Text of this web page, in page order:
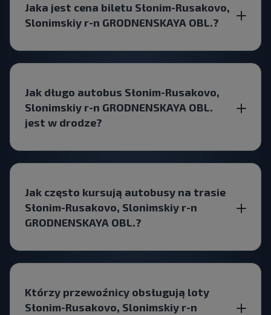
Jaka jest cena biletu Słonim-Rusakovo,
Slonimskiy r-n GRODNENSKAYA OBL.?
Jak długo autobus Słonim-Rusakovo,
Slonimskiy r-n GRODNENSKAYA OBL.
jest w drodze?
Jak często kursują autobusy na trasie
Słonim-Rusakovo, Slonimskiy r-n
GRODNENSKAYA OBL.?
Którzy przewoźnicy obsługują loty
Słonim-Rusakovo, Slonimskiy r-n